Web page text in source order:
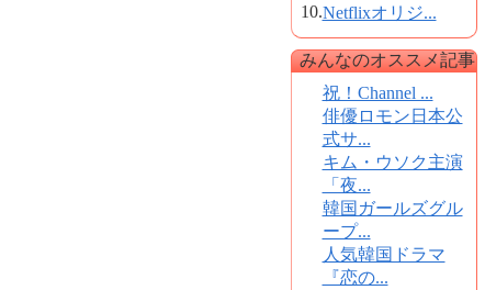
10.Netflixオリジ...
みんなのオススメ記事
祝！Channel ...
俳優ロモン日本公
式サ...
キム・ウソク主演
「夜...
韓国ガールズグル
ープ...
人気韓国ドラマ
『恋の...